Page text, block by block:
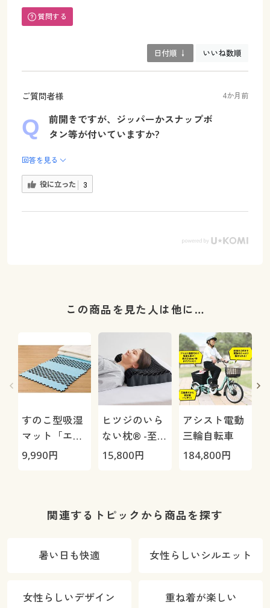
質問する
日付順 ↓ いいね数順
ご質問者様 4か月前
前開きですが、ジッパーかスナップボ
タン等が付いていますか?
回答を見る
役に立った 3
この商品を見た人は他に…
すのこ型吸湿
マット「エア
ージョブ®」
9,990円
ヒツジのいら
ない枕® -至
極-
15,800円
アシスト電動
三輪自転車
184,800円
関連するトピックから商品を探す
暑い日も快適 女性らしいシルエット
女性らしいデザイン 重ね着が楽しい